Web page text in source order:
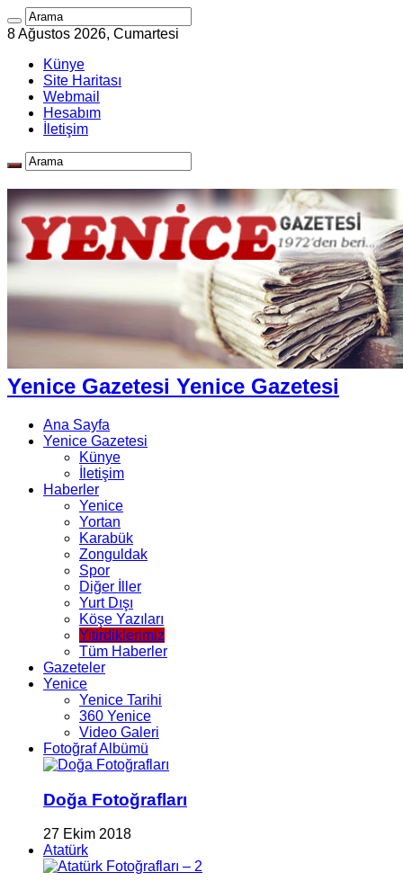
8 Ağustos 2026, Cumartesi
Künye
Site Haritası
Webmail
Hesabım
İletişim
Yenice Gazetesi Yenice Gazetesi
Ana Sayfa
Yenice Gazetesi
Künye
İletişim
Haberler
Yenice
Yortan
Karabük
Zonguldak
Spor
Diğer İller
Yurt Dışı
Köşe Yazıları
Yitirdiklerimiz
Tüm Haberler
Gazeteler
Yenice
Yenice Tarihi
360 Yenice
Video Galeri
Fotoğraf Albümü
Doğa Fotoğrafları
27 Ekim 2018
Atatürk